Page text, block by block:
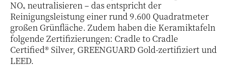
NOₓ neutralisieren – das entspricht der
Reinigungsleistung einer rund 9.600 Quadratmeter
großen Grünfläche. Zudem haben die Keramiktafeln
folgende Zertifizierungen: Cradle to Cradle
Certified® Silver, GREENGUARD Gold-zertifiziert und
LEED.